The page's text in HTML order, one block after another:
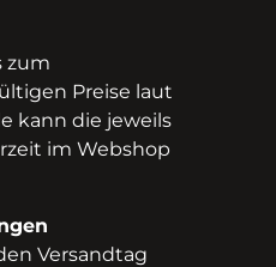
zum
Preise laut
kann die jeweils
im Webshop
Versandtag